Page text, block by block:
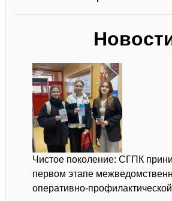
Чистое поколение: СГПК
первом этапе
оперативно-